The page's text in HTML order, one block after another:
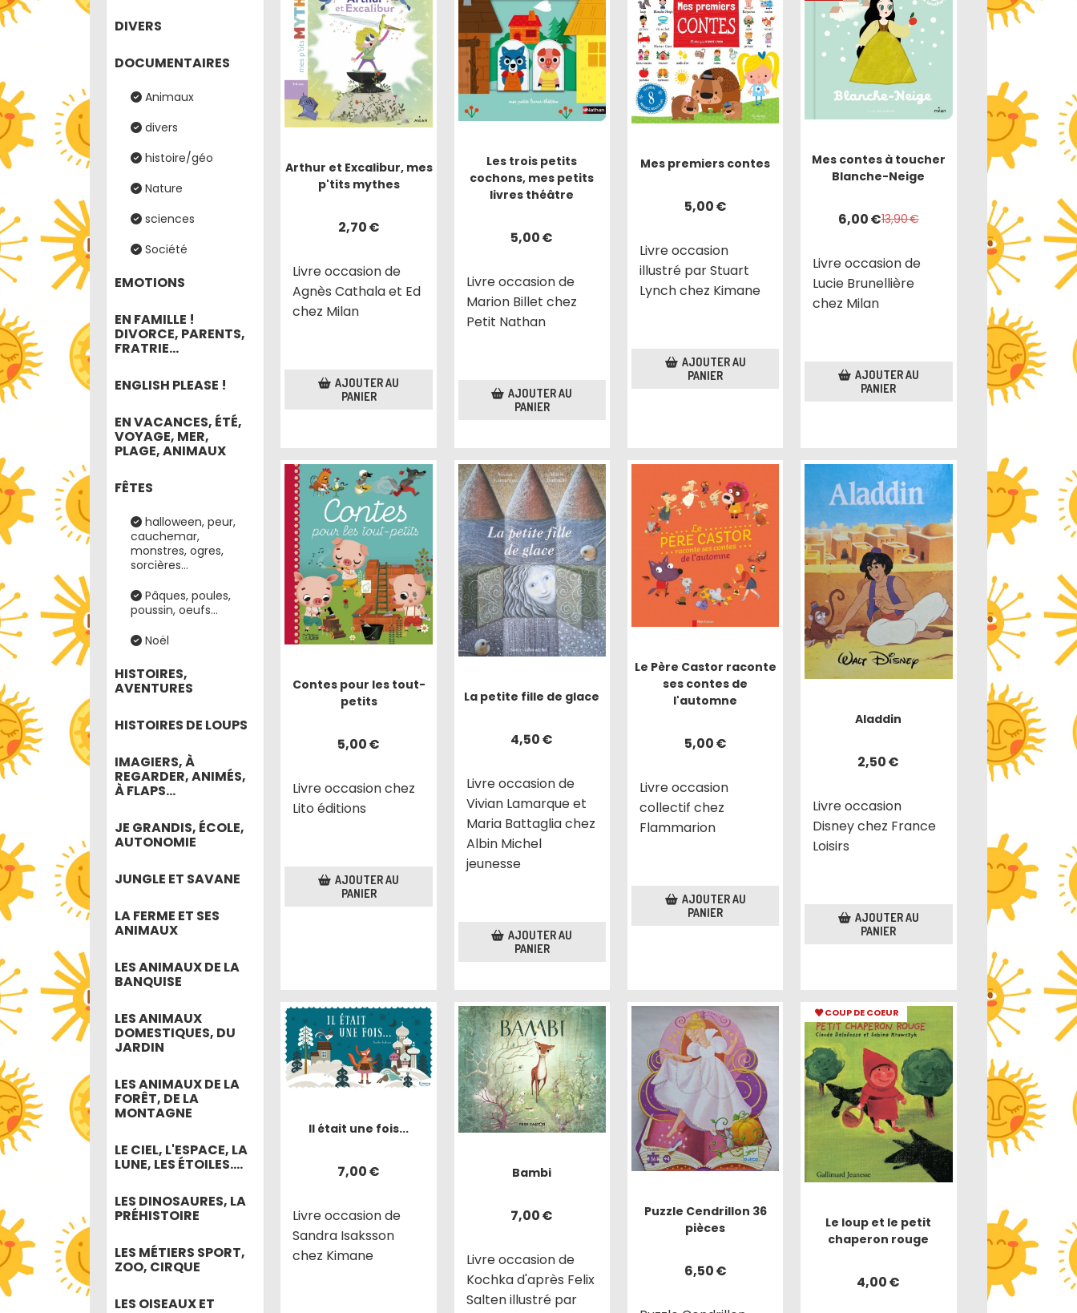
DIVERS
DOCUMENTAIRES
Animaux
divers
histoire/géo
Nature
sciences
Société
EMOTIONS
EN FAMILLE !
DIVORCE, PARENTS,
FRATRIE...
ENGLISH PLEASE !
EN VACANCES, ÉTÉ,
VOYAGE, MER,
PLAGE, ANIMAUX
FÊTES
halloween, peur,
cauchemar,
monstres, ogres,
sorcières...
Pâques, poules,
poussin, oeufs...
Noël
HISTOIRES,
AVENTURES
HISTOIRES DE LOUPS
IMAGIERS, À
REGARDER, ANIMÉS,
À FLAPS...
JE GRANDIS, ÉCOLE,
AUTONOMIE
JUNGLE ET SAVANE
LA FERME ET SES
ANIMAUX
LES ANIMAUX DE LA
BANQUISE
LES ANIMAUX
DOMESTIQUES, DU
JARDIN
LES ANIMAUX DE LA
FORÊT, DE LA
MONTAGNE
LE CIEL, L'ESPACE, LA
LUNE, LES ÉTOILES....
LES DINOSAURES, LA
PRÉHISTOIRE
LES MÉTIERS SPORT,
ZOO, CIRQUE
LES OISEAUX ET
Arthur et Excalibur, mes
p'tits mythes
2,70€
Livre occasion de
Agnès Cathala et Ed
chez Milan
AJOUTER AU
PANIER
Les trois petits
cochons, mes petits
livres théâtre
5,00€
Livre occasion de
Marion Billet chez
Petit Nathan
AJOUTER AU
PANIER
Mes premiers contes
5,00€
Livre occasion
illustré par Stuart
Lynch chez Kimane
AJOUTER AU
PANIER
Mes contes à toucher
Blanche-Neige
6,00€13,90€
Livre occasion de
Lucie Brunellière
chez Milan
AJOUTER AU
PANIER
Contes pour les tout-
petits
5,00€
Livre occasion chez
Lito éditions
AJOUTER AU
PANIER
La petite fille de glace
4,50€
Livre occasion de
Vivian Lamarque et
Maria Battaglia chez
Albin Michel
jeunesse
AJOUTER AU
PANIER
Le Père Castor raconte
ses contes de
l'automne
5,00€
Livre occasion
collectif chez
Flammarion
AJOUTER AU
PANIER
Aladdin
2,50€
Livre occasion
Disney chez France
Loisirs
AJOUTER AU
PANIER
Il était une fois...
7,00€
Livre occasion de
Sandra Isaksson
chez Kimane
Bambi
7,00€
Livre occasion de
Kochka d'après Felix
Salten illustré par
Puzzle Cendrillon 36
pièces
6,50€
COUP DE COEUR
Le loup et le petit
chaperon rouge
4,00€